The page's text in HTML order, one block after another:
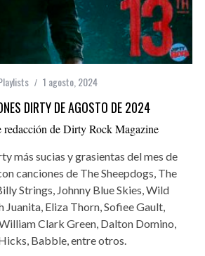
1 agosto, 2024
DIRTY DE AGOSTO DE 2024
redacción de Dirty Rock Magazine
más sucias y grasientas del mes de
canciones de The Sheepdogs, The
Strings, Johnny Blue Skies, Wild
Juanita, Eliza Thorn, Sofiee Gault,
Clark Green, Dalton Domino,
Babble, entre otros.